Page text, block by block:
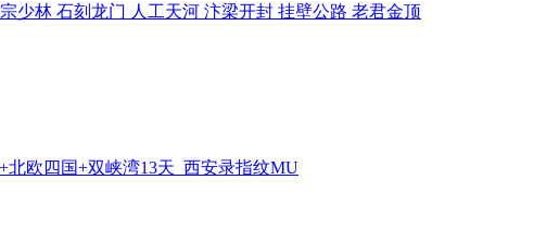
少林 石刻龙门 人工天河 汴梁开封 挂壁公路 老君金顶
北欧四国+双峡湾13天_西安录指纹MU